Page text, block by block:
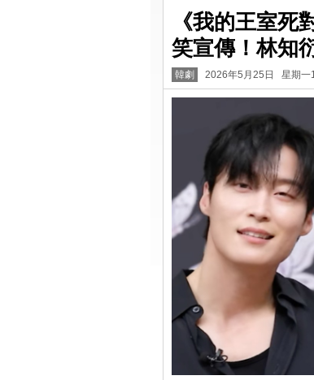
《我的王室死
笑宣傳！林知
韓劇 2026年5月25日 星期一